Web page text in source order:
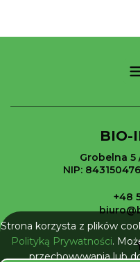
BIO-
Grobelna 5
NIP:
+48
Strona korzysta z plików
Polityką Prywatności.
przechowywania lub